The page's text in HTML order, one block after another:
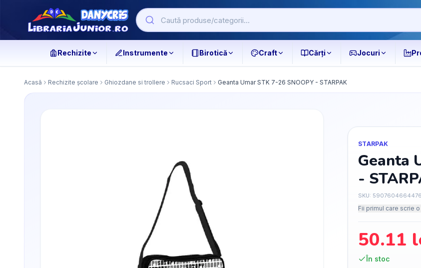
Rechizite Instrumente Birotică Craft Cărți Jocuri
Acasă Rechizite școlare Ghiozdane si trollere Rucsaci Sport Geanta Umar STK 7-26 SNOOPY - STARPAK
STARPAK
Geanta
-
SKU: 5907604664476
Fii primul care scrie
50.11
În stoc